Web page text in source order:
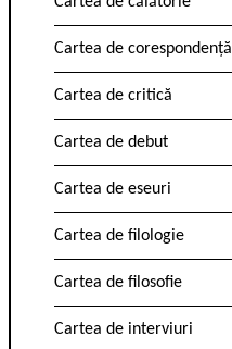
Cartea de corespondență
Cartea de critică
Cartea de debut
Cartea de eseuri
Cartea de filologie
Cartea de filosofie
Cartea de interviuri